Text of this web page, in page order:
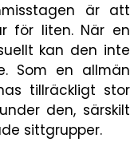
är att
för liten. När en
kan den inte
Som en allmän
tillräckligt stor
den, särskilt
sittgrupper.